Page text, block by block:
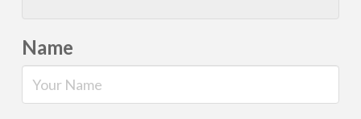
Name